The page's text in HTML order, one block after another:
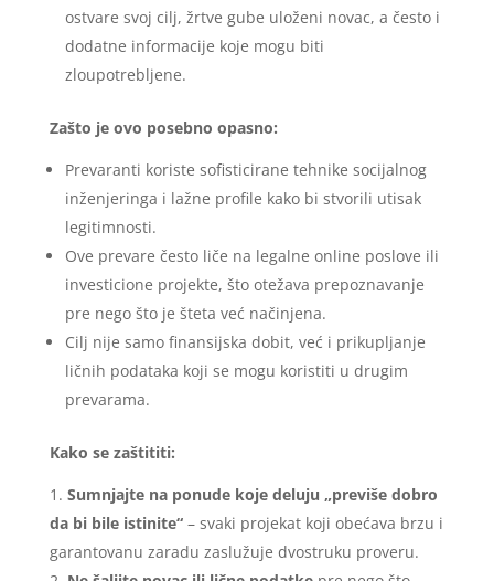
ostvare svoj cilj, žrtve gube uloženi novac, a često i
dodatne informacije koje mogu biti
zloupotrebljene.
Zašto je ovo posebno opasno:
Prevaranti koriste sofisticirane tehnike socijalnog
inženjeringa i lažne profile kako bi stvorili utisak
legitimnosti.
Ove prevare često liče na legalne online poslove ili
investicione projekte, što otežava prepoznavanje
pre nego što je šteta već načinjena.
Cilj nije samo finansijska dobit, već i prikupljanje
ličnih podataka koji se mogu koristiti u drugim
prevarama.
Kako se zaštititi:
Sumnjajte na ponude koje deluju „previše dobro
da bi bile istinite“– svaki projekat koji obećava brzu i
garantovanu zaradu zaslužuje dvostruku proveru.